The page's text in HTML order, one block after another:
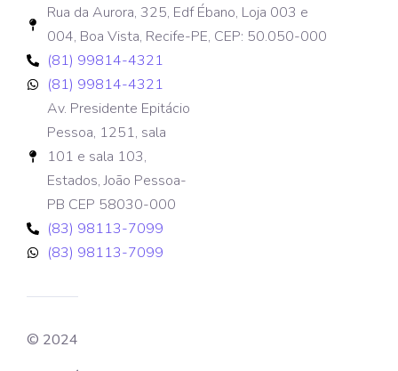
Rua da Aurora, 325, Edf Ébano, Loja 003 e
004, Boa Vista, Recife-PE, CEP: 50.050-000
(81) 99814-4321
(81) 99814-4321
Av. Presidente Epitácio
Pessoa, 1251, sala
101 e sala 103,
Estados, João Pessoa-
PB CEP 58030-000
(83) 98113-7099
(83) 98113-7099
© 2024